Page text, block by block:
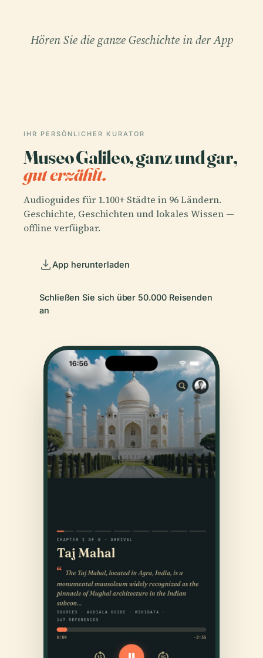
Hören Sie die ganze Geschichte in der App
IHR PERSÖNLICHER KURATOR
Museo Galileo, ganz und gar,
gut erzählt.
Audioguides für 1.100+ Städte in 96 Ländern.
Geschichte, Geschichten und lokales Wissen —
offline verfügbar.
App herunterladen
Schließen Sie sich über 50.000 Reisenden
an